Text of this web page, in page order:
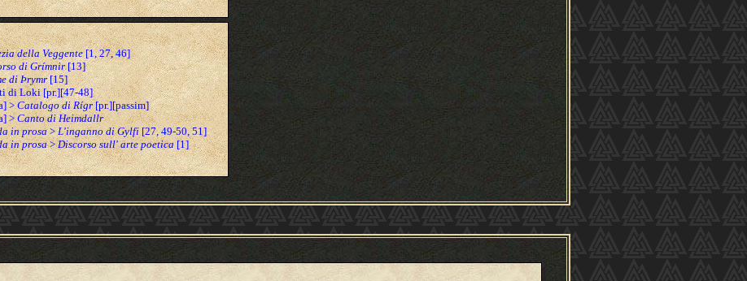
della Veggente[1, 27, 46]
di Grímnir[13]
di Þrymr[15]
di Loki [pr.][47-48]
>Catalogo di Rígr[pr.][passim]
>Canto di Heimdallr
in prosa>L'inganno di Gylfi [27, 49-50, 51]
in prosa>Discorso sull' arte poetica[1]